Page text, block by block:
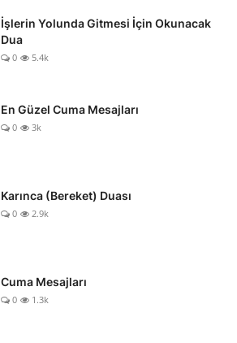
İşlerin Yolunda Gitmesi İçin Okunacak
Dua
0 5.4k
En Güzel Cuma Mesajları
0 3k
Karınca (Bereket) Duası
0 2.9k
Cuma Mesajları
0 1.3k